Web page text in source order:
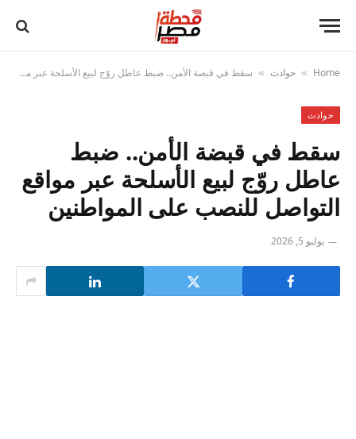
Home
» حوادث » سقط في قبضة الأمن.. ضبط عاطل روّج لبيع الأسلحة عبر مواقع التواصل للنصب على المواطنين
حوادث
سقط في قبضة الأمن.. ضبط
عاطل روّج لبيع الأسلحة عبر مواقع
التواصل للنصب على المواطنين
يوليو 5, 2026